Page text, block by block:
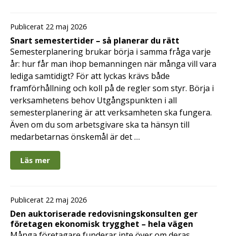
Publicerat 22 maj 2026
Snart semestertider – så planerar du rätt
Semesterplanering brukar börja i samma fråga varje
år: hur får man ihop bemanningen när många vill vara
lediga samtidigt? För att lyckas krävs både
framförhållning och koll på de regler som styr. Börja i
verksamhetens behov Utgångspunkten i all
semesterplanering är att verksamheten ska fungera.
Även om du som arbetsgivare ska ta hänsyn till
medarbetarnas önskemål är det …
Läs mer
Publicerat 22 maj 2026
Den auktoriserade redovisningskonsulten ger
företagen ekonomisk trygghet – hela vägen